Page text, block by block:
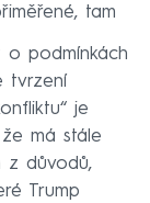
tam
o podmínkách
tvrzení
je
že má stále
z důvodů,
Trump